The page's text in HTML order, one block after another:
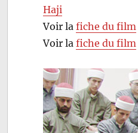
Haji
Voir lafiche du film
Voir lafiche du film